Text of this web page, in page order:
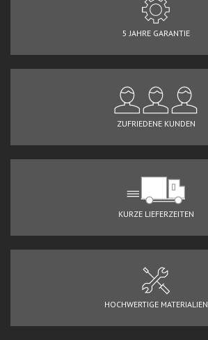
5 JAHRE GARANTIE
ZUFRIEDENE KUNDEN
KURZE LIEFERZEITEN
HOCHWERTIGE MATERIALIEN